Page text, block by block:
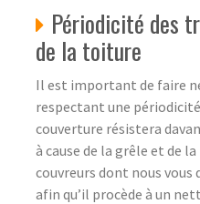
Périodicité des
de la toiture
Il est important de faire
respectant une
couverture résistera
à cause de la grêle et de
couvreurs dont nous vous
afin qu’il procède à un